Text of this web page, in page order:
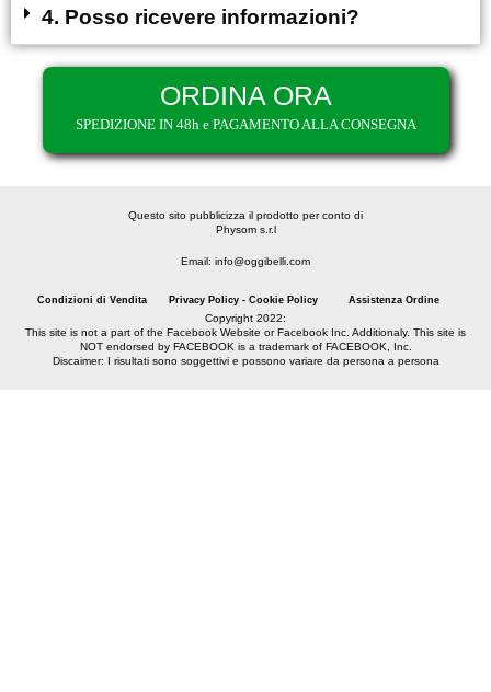
4. Posso ricevere informazioni?
ORDINA ORA
SPEDIZIONE IN 48h e PAGAMENTO ALLA CONSEGNA
Questo sito pubblicizza il prodotto per conto di
Physom s.r.l
Email: info@oggibelli.com
Condizioni di Vendita Privacy Policy - Cookie Policy Assistenza Ordine
Copyright 2022:
This site is not a part of the Facebook Website or Facebook Inc. Additionaly. This site is
NOT endorsed by FACEBOOK is a trademark of FACEBOOK, Inc.
Discaimer: I risultati sono soggettivi e possono variare da persona a persona